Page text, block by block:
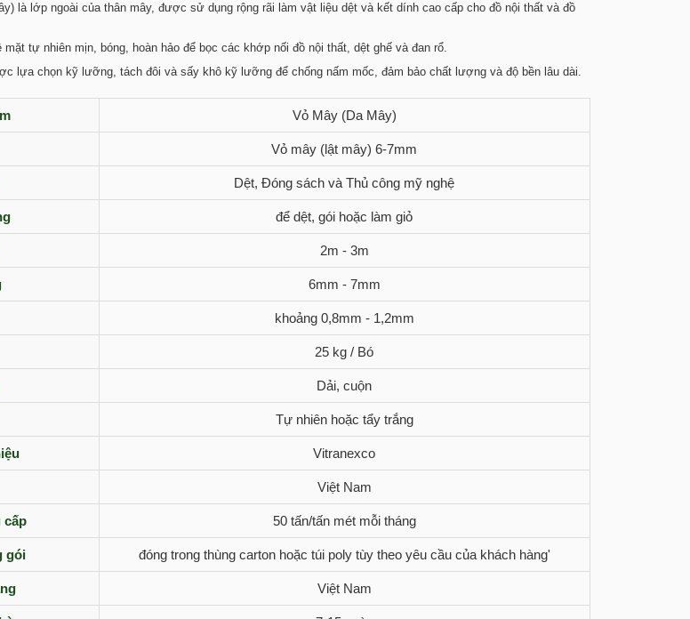
là lớp ngoài của thân mây, được sử dụng rộng rãi làm vật liệu dệt và kết dính cao cấp cho đồ nội thất và đồ
tự nhiên mịn, bóng, hoàn hảo để bọc các khớp nối đồ nội thất, dệt ghế và đan rổ.
lựa chọn kỹ lưỡng, tách đôi và sấy khô kỹ lưỡng để chống nấm mốc, đảm bảo chất lượng và độ bền lâu dài.
Vỏ Mây (Da Mây)
Vỏ mây (lật mây) 6-7mm
Dệt, Đóng sách và Thủ công mỹ nghệ
để dệt, gói hoặc làm giỏ
2m - 3m
6mm - 7mm
khoảng 0,8mm - 1,2mm
25 kg / Bó
Dải, cuộn
Tự nhiên hoặc tẩy trắng
Vitranexco
Việt Nam
cấp 50 tấn/tấn mét mỗi tháng
gói đóng trong thùng carton hoặc túi poly tùy theo yêu cầu của khách hàng'
Việt Nam